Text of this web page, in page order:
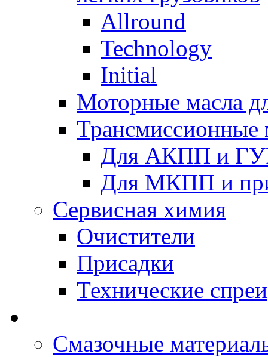
Allround
Technology
Initial
Моторные масла
Трансмиссионные
Для АКПП и
Для МКПП и
Сервисная химия
Очистители
Присадки
Технические спреи
Смазочные